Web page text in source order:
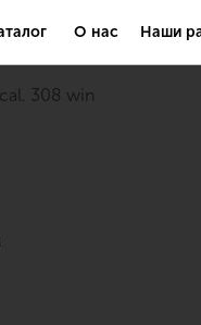
О нас Наши
cal. 308 win